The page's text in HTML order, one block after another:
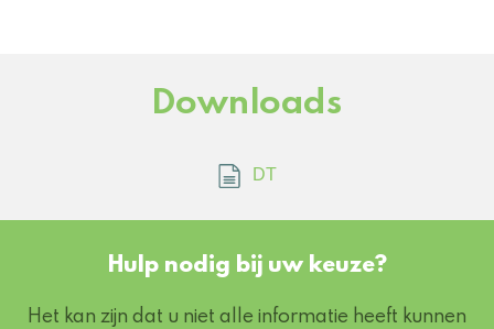
Downloads
DT
Hulp nodig bij uw keuze?
Het kan zijn dat u niet alle informatie heeft kunnen